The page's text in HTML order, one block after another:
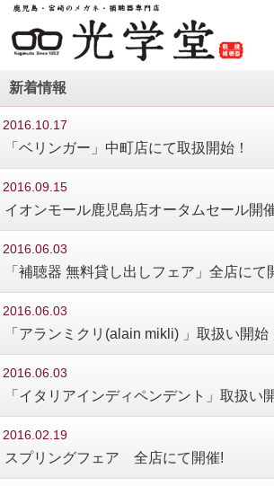
新着情報
2016.10.17
「ベリンガー」中町店にて取扱開始！
2016.09.15
イオンモール鹿児島店オータムセール開
2016.06.03
「補聴器 無料貸し出しフェア」全店にて
2016.06.03
「アランミクリ(alain mikli) 」取扱い開始
2016.06.03
「イタリアインディペンデント」取扱い
2016.02.19
スプリングフェア 全店にて開催!